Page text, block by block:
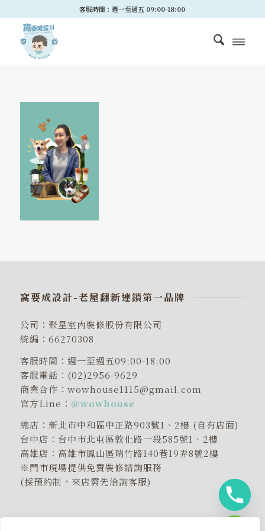
客服時間：週一至週五 09:00-18:00
窩要成設計-老屋翻新連鎖第一品牌
公司：聚星室內裝修股份有限公司
統編：66270308
客服時間：週一至週五09:00-18:00
客服電話：(02)2956-9629
商業合作：wowhouse1115@gmail.com
官方Line： @wowhouse
總店：新北市中和區中正路903號1、2樓 (自有店面)
台中店：台中市北屯區敦化路一段585號1、2樓
高雄店：高雄市鳳山區瑞竹路140巷19弄8號2樓
※門市現場提供免費裝修諮詢服務
(採預約制，來店需先洽詢客服)